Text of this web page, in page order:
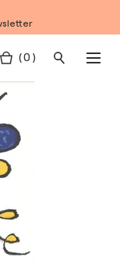
( 0 )